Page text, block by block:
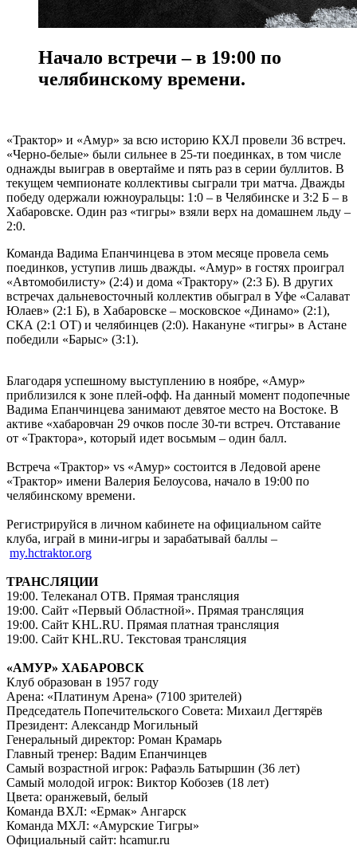
Начало встречи – в 19:00 по
челябинскому времени.
«Трактор» и «Амур» за всю историю КХЛ провели 36 встреч.
«Черно-белые» были сильнее в 25-ти поединках, в том числе
однажды выиграв в овертайме и пять раз в серии буллитов. В
текущем чемпионате коллективы сыграли три матча. Дважды
победу одержали южноуральцы: 1:0 – в Челябинске и 3:2 Б – в
Хабаровске. Один раз «тигры» взяли верх на домашнем льду –
2:0.
Команда Вадима Епанчинцева в этом месяце провела семь
поединков, уступив лишь дважды. «Амур» в гостях проиграл
«Автомобилисту» (2:4) и дома «Трактору» (2:3 Б). В других
встречах дальневосточный коллектив обыграл в Уфе «Салават
Юлаев» (2:1 Б), в Хабаровске – московское «Динамо» (2:1),
СКА (2:1 ОТ) и челябинцев (2:0). Накануне «тигры» в Астане
победили «Барыс» (3:1).
Благодаря успешному выступлению в ноябре, «Амур»
приблизился к зоне плей-офф. На данный момент подопечные
Вадима Епанчинцева занимают девятое место на Востоке. В
активе «хабаровчан 29 очков после 30-ти встреч. Отставание
от «Трактора», который идет восьмым – один балл.
Встреча «Трактор» vs «Амур» состоится в Ледовой арене
«Трактор» имени Валерия Белоусова, начало в 19:00 по
челябинскому времени.
Регистрируйся в личном кабинете на официальном сайте
клуба, играй в мини-игры и зарабатывай баллы –
my.hctraktor.org
ТРАНСЛЯЦИИ
19:00. Телеканал ОТВ. Прямая трансляция
19:00. Сайт «Первый Областной». Прямая трансляция
19:00. Сайт KHL.RU. Прямая платная трансляция
19:00. Сайт KHL.RU. Текстовая трансляция
«АМУР» ХАБАРОВСК
Клуб образован в 1957 году
Арена: «Платинум Арена» (7100 зрителей)
Председатель Попечительского Совета: Михаил Дегтярёв
Президент: Александр Могильный
Генеральный директор: Роман Крамарь
Главный тренер: Вадим Епанчинцев
Самый возрастной игрок: Рафаэль Батыршин (36 лет)
Самый молодой игрок: Виктор Кобозев (18 лет)
Цвета: оранжевый, белый
Команда ВХЛ: «Ермак» Ангарск
Команда МХЛ: «Амурские Тигры»
Официальный сайт: hcamur.ru